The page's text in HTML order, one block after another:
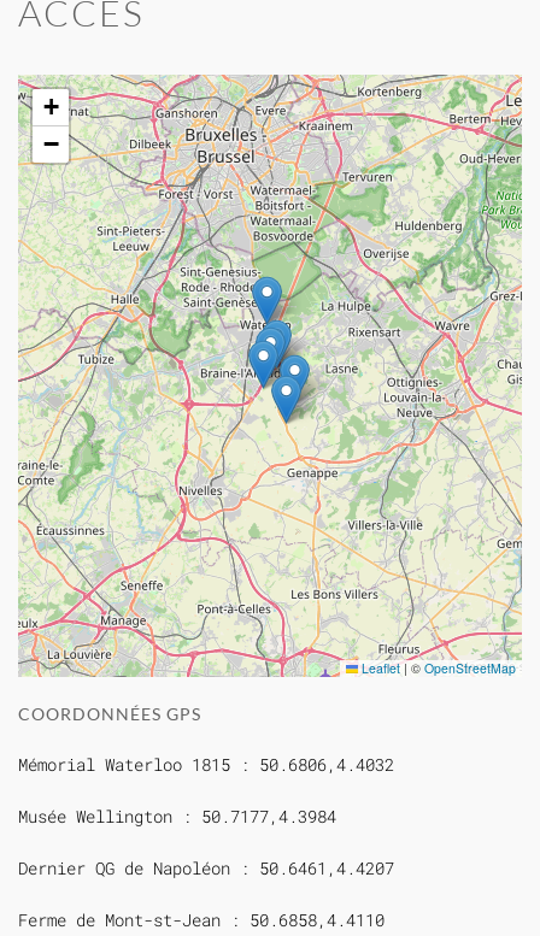
ACCÈS
+
−
Leaflet | © OpenStreetMap
COORDONNÉES GPS
Mémorial Waterloo 1815 : 50.6806,4.4032
Musée Wellington : 50.7177,4.3984
Dernier QG de Napoléon : 50.6461,4.4207
Ferme de Mont-st-Jean : 50.6858,4.4110